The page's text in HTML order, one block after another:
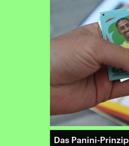
Das Panini-Prinzip